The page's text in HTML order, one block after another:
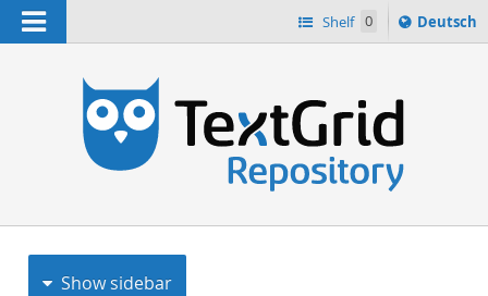
Navigation Shelf 0
Sprache
ï¿½ndern
Deutsch
Show sidebar